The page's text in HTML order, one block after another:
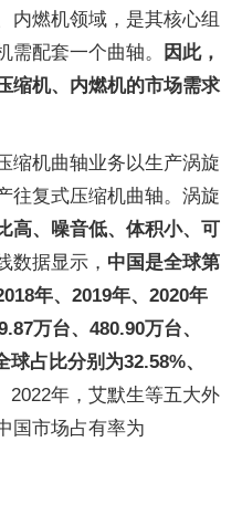
内燃机领域，是其核心组
需配套一个曲轴。
因此，
缩机、内燃机的市场需求
缩机曲轴业务以生产涡旋
往复式压缩机曲轴。涡旋
高、噪音低、体积小、可
数据显示， 中国是全球第
年、2019年、2020年
万台、480.90万台、
占比分别为32.58%、
2022年，艾默生等五大外
国市场占有率为